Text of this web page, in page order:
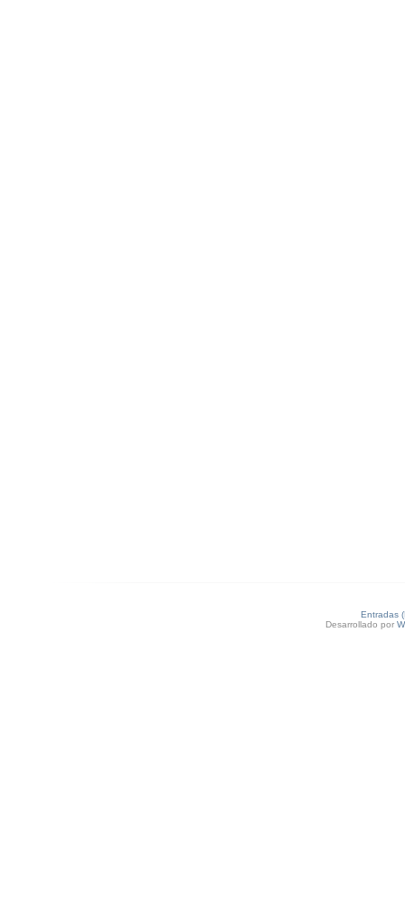
Entradas
Desarrollado por